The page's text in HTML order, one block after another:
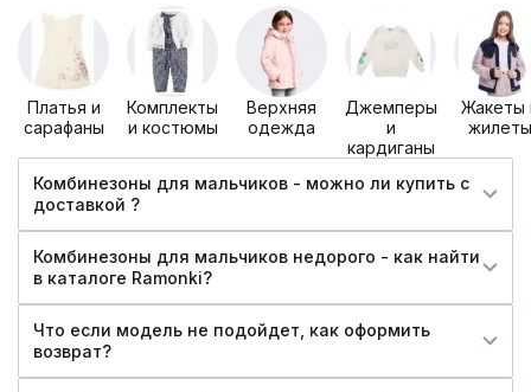
Платья и
сарафаны
Комплекты
и костюмы
Верхняя
одежда
Джемперы
и
кардиганы
Жакеты
жилеты
Комбинезоны для мальчиков - можно ли купить c
доставкой ?
Комбинезоны для мальчиков недорого - как найти
в каталоге Ramonki?
Что если модель не подойдет, как оформить
возврат?